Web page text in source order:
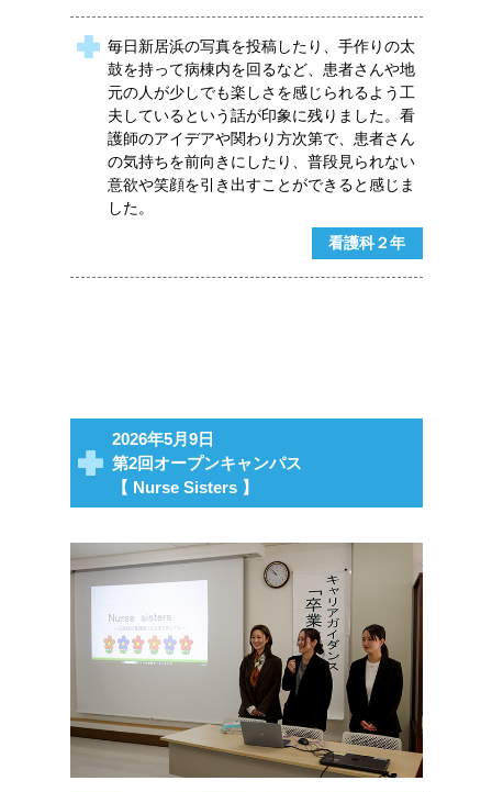
毎日新居浜の写真を投稿したり、手作りの太
鼓を持って病棟内を回るなど、患者さんや地
元の人が少しでも楽しさを感じられるよう工
夫しているという話が印象に残りました。看
護師のアイデアや関わり方次第で、患者さん
の気持ちを前向きにしたり、普段見られない
意欲や笑顔を引き出すことができると感じま
した。
看護科２年
2026年5月9日
第2回オープンキャンパス
【 Nurse Sisters 】